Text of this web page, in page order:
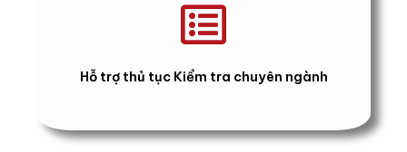
Hỗ trợ thủ tục Kiểm tra chuyên ngành